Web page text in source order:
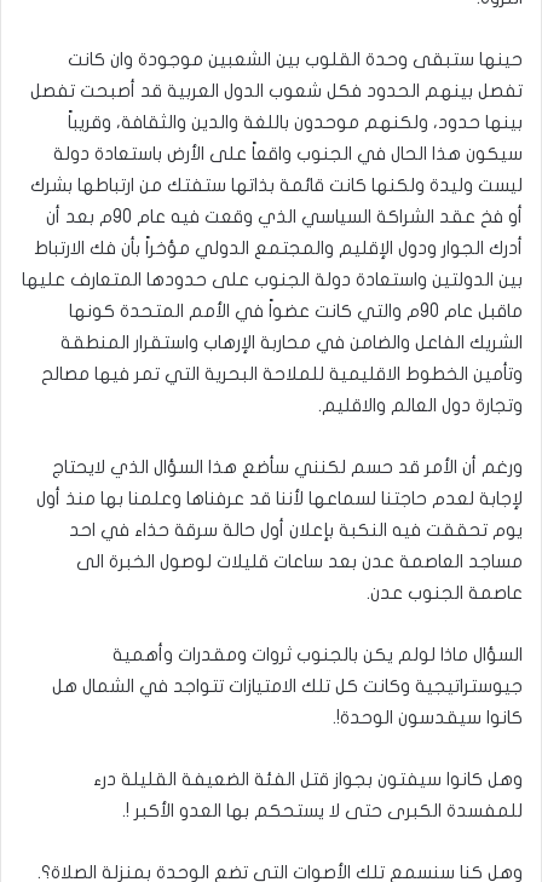
حينها ستبقى وحدة القلوب بين الشعبين موجودة وان كانت
تفصل بينهم الحدود فكل شعوب الدول العربية قد أصبحت تفصل
بينها حدود، ولكنهم موحدون باللغة والدين والثقافة، وقريباً
سيكون هذا الحال في الجنوب واقعاً على الأرض باستعادة دولة
ليست وليدة ولكنها كانت قائمة بذاتها ستفتك من ارتباطها بشرك
أو فخ عقد الشراكة السياسي الذي وقعت فيه عام 90م بعد أن
أدرك الجوار ودول الإقليم والمجتمع الدولي مؤخراً بأن فك الارتباط
بين الدولتين واستعادة دولة الجنوب على حدودها المتعارف عليها
ماقبل عام 90م والتي كانت عضواً في الأمم المتحدة كونها
الشريك الفاعل والضامن في محاربة الإرهاب واستقرار المنطقة
وتأمين الخطوط الاقليمية للملاحة البحرية التي تمر فيها مصالح
وتجارة دول العالم والاقليم.
ورغم أن الأمر قد حسم لكنني سأضع هذا السؤال الذي لايحتاج
لإجابة لعدم حاجتنا لسماعها لأننا قد عرفناها وعلمنا بها منذ أول
يوم تحققت فيه النكبة بإعلان أول حالة سرقة حذاء في احد
مساجد العاصمة عدن بعد ساعات قليلات لوصول الخبرة الى
عاصمة الجنوب عدن.
السؤال ماذا لولم يكن بالجنوب ثروات ومقدرات وأهمية
جيوستراتيجية وكانت كل تلك الامتيازات تتواجد في الشمال هل
كانوا سيقدسون الوحدة!.
وهل كانوا سيفتون بجواز قتل الفئة الضعيفة القليلة درء
للمفسدة الكبرى حتى لا يستحكم بها العدو الأكبر !.
وهل كنا سنسمع تلك الأصوات التي تضع الوحدة بمنزلة الصلاة؟.